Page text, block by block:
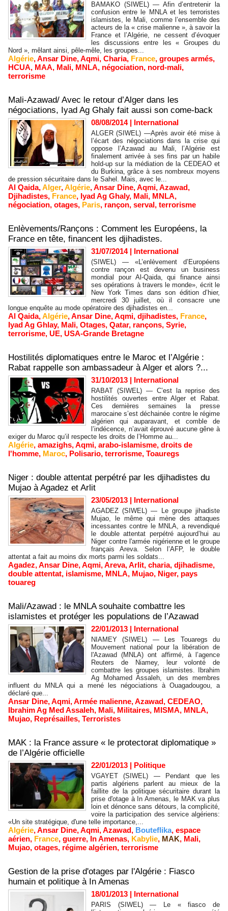
BAMAKO (SIWEL) — Afin d’entretenir la
confusion entre le MNLA et les terroristes
islamistes, le Mali, comme l’ensemble des
acteurs de la « crise malienne », à savoir la
France et l’Algérie, ne cessent d’évoquer
les discussions entre les « Groupes du
Nord », mêlant ainsi, pêle-mêle, les groupes...
Algérie,Ansar Dine,Aqmi, Charia, France, groupes armés,
HCUA, MAA, Mali, MNLA, négociation, nord-mali,
terrorisme
Mali-Azawad/ Avec le retour d’Alger dans les
négociations, Iyad Ag Ghaly fait aussi son come-back
08/08/2014| International
ALGER (SIWEL) —Après avoir été mise à
l’écart des négociations dans la crise qui
oppose l’Azawad au Mali, l’Algérie est
finalement arrivée à ses fins par un habile
hold-up sur la médiation de la CEDEAO et
du Burkina, grâce à ses nombreux moyens
de pression sécuritaire dans le Sahel. Mais, avec le...
Al Qaida,Alger,Algérie,Ansar Dine,Aqmi,Azawad,
Djihadistes, France, Iyad Ag Ghaly, Mali, MNLA,
négociation, otages, Paris, rançon, serval, terrorisme
Enlèvements/Rançons : Comment les Européens, la
France en tête, financent les djihadistes.
31/07/2014| International
(SIWEL) — «L’enlèvement d’Européens
contre rançon est devenu un business
mondial pour Al-Qaida, qui finance ainsi
ses opérations à travers le monde», écrit le
New York Times dans son édition d’hier,
mercredi 30 juillet, où il consacre une
longue enquête au mode opératoire des djihadistes en...
Al Qaida,Algérie,Ansar Dine,Aqmi, djihadistes, France,
Iyad Ag Ghlay, Mali, Otages, Qatar, rançons, Syrie,
terrorisme, UE, USA-Grande Bretagne
Hostilités diplomatiques entre le Maroc et l’Algérie :
Rabat rappelle son ambassadeur à Alger et alors ?...
31/10/2013 | International
RABAT (SIWEL) — C’est la reprise des
hostilités ouvertes entre Alger et Rabat.
Ces dernières semaines la presse
marocaine s’est déchainée contre le régime
algérien qui auparavant, et comble de
l’indécence, n’avait éprouvé aucune gêne à
exiger du Maroc qu’il respecte les droits de l’Homme au...
Algérie, amazighs,Aqmi, arabo-islamisme, droits de
l'homme, Maroc, Polisario, terrorisme, Toauregs
Niger : double attentat perpétré par les djihadistes du
Mujao à Agadez et Arlit
23/05/2013 | International
AGADEZ (SIWEL) — Le groupe jihadiste
Mujao, le même qui mène des attaques
incessantes contre le MNLA, a revendiqué
le double attentat perpétré aujourd’hui au
Niger contre l'armée nigérienne et le groupe
français Areva. Selon l’AFP, le double
attentat a fait au moins dix morts parmi les soldats...
Agadez,Ansar Dine,Aqmi,Areva,Arlit, charia, djihadisme,
double attentat, islamisme, MNLA, Mujao, Niger, pays
touareg
Mali/Azawad : le MNLA souhaite combattre les
islamistes et protéger les populations de l’Azawad
22/01/2013 | International
NIAMEY (SIWEL) — Les Touaregs du
Mouvement national pour la libération de
l'Azawad (MNLA) ont affirmé, à l’agence
Reuters de Niamey, leur volonté de
combattre les groupes islamistes. Ibrahim
Ag Mohamed Assaleh, un des membres
influent du MNLA qui a mené les négociations à Ouagadougou, a
déclaré que...
Ansar Dine,Aqmi,Armée malienne,Azawad, CEDEAO,
Ibrahim Ag Med Assaleh, Mali, Militaires, MISMA, MNLA,
Mujao, Représailles, Terroristes
MAK : la France assure « le protectorat diplomatique »
de l’Algérie officielle
22/01/2013 | Politique
VGAYET (SIWEL) — Pendant que les
partis algériens parlent au mieux de la
faillite de la politique sécuritaire durant la
prise d'otage à In Amenas, le MAK va plus
loin et dénonce sans détours, la complicité,
voire la participation des service algériens:
«Un site stratégique, d'une telle importance,...
Algérie,Ansar Dine,Aqmi,Azawad, Bouteflika, espace
aérien, France, guerre, In Amenas, Kabylie, MAK, Mali,
Mujao, otages, régime algérien, terrorisme
Gestion de la prise d'otages par l'Algérie : Fiasco
humain et politique à In Amenas
18/01/2013 | International
PARIS (SIWEL) — Le « fiasco de